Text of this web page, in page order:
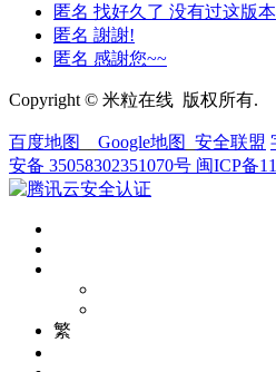
匿名 找好久了 没有过这版本
匿名 謝謝!
匿名 感謝您~~
Copyright © 米粒在线 版权所有.
百度地图 Google地图 安全联盟
安备 35058302351070号 闽ICP备
繁